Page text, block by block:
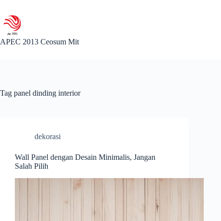
content
APEC 2013 Ceosum Mit
Tag panel dinding interior
dekorasi
Wall Panel dengan Desain Minimalis, Jangan
Salah Pilih